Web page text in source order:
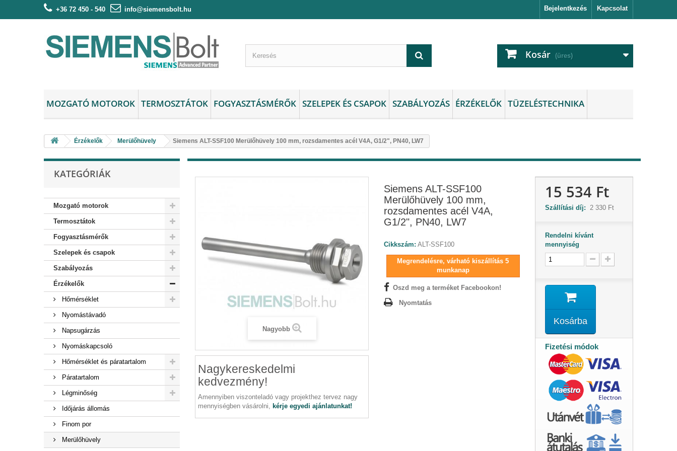
Kapcsolat
+36 72 450 - 540 info@siemensbolt.hu Bejelentkezés
Kosár (üres)
MOZGATÓ MOTOROK TERMOSZTÁTOK FOGYASZTÁSMÉRŐK SZELEPEK ÉS CSAPOK SZABÁLYOZÁS ÉRZÉKELŐK TÜZELÉSTECHNIKA
Érzékelők Merülőhüvely Siemens ALT-SSF100 Merülőhüvely 100 mm, rozsdamentes acél V4A, G1/2", PN40, LW7
KATEGÓRIÁK
Mozgató motorok
Termosztátok
Fogyasztásmérők
Szelepek és csapok
Szabályozás
Érzékelők
Hőmérséklet
Nyomástávadó
Napsugárzás
Nyomáskapcsoló
Hőmérséklet és páratartalom
Páratartalom
Légminőség
Időjárás állomás
Finom por
Merülőhüvely
Nagyobb
Nagykereskedelmi
kedvezmény!
Amennyiben viszonteladó vagy projekthez tervez nagy
mennyiségben vásárolni, kérje egyedi ajánlatunkat!
Siemens ALT-SSF100
Merülőhüvely 100 mm,
rozsdamentes acél V4A,
G1/2", PN40, LW7
Cikkszám: ALT-SSF100
Megrendelésre, várható kiszállítás 5
munkanap
Oszd meg a terméket Facebookon!
Nyomtatás
15 534 Ft
Szállítási díj: 2 330 Ft
Rendelni kívánt
mennyiség
Kosárba
Fizetési módok